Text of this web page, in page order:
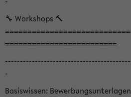
🔧 Workshops 🔨
=========================
-
Basiswissen: